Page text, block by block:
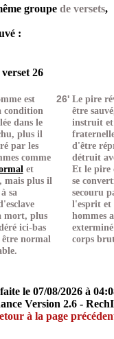
groupede versets,
:
26
est
condition
dans le
plus il
par les
comme
et
mais plus il
sa
mort, plus
ici-bas
normal
26' Le pire
être
instruit et
d'être
détruit
Et le pire
se
secouru
l'esprit et
hommes
corps
le 07/08/2026 à
Version 2.6 -
à la page